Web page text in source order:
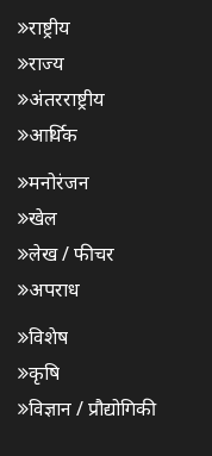
राष्ट्रीय
राज्य
अंतरराष्ट्रीय
आर्थिक
मनोरंजन
खेल
लेख / फीचर
अपराध
विशेष
कृषि
विज्ञान / प्रौद्योगिकी